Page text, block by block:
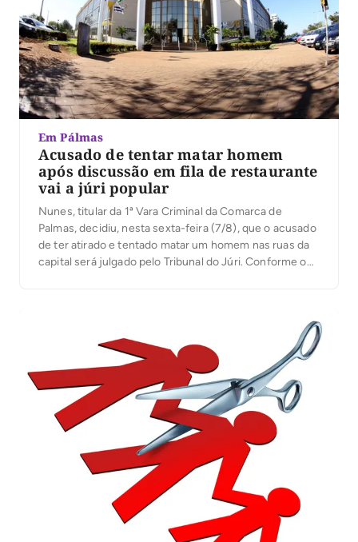
Em Pálmas
Acusado de tentar matar homem
após discussão em fila de restaurante
vai a júri popular
Nunes, titular da 1ª Vara Criminal da Comarca de
Palmas, decidiu, nesta sexta-feira (7/8), que o acusado
de ter atirado e tentado matar um homem nas ruas da
capital será julgado pelo Tribunal do Júri. Conforme o